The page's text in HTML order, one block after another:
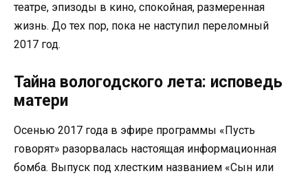
театре, эпизоды в кино, спокойная, размеренная
жизнь. До тех пор, пока не наступил переломный
2017 год.
Тайна вологодского лета: исповедь
матери
Осенью 2017 года в эфире программы «Пусть
говорят» разорвалась настоящая информационная
бомба. Выпуск под хлестким названием «Сын или